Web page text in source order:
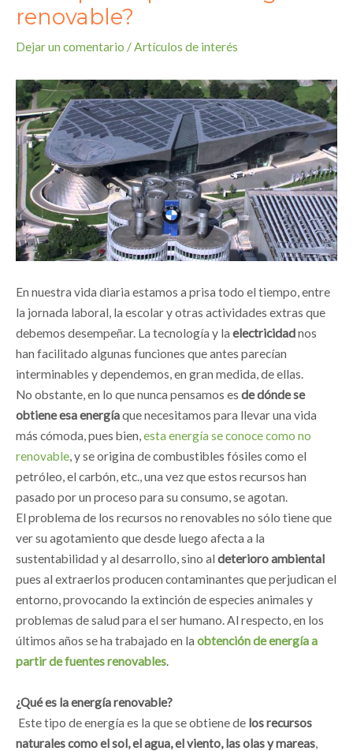
renovable?
Dejar un comentario /Artículos de interés
En nuestra vida diaria estamos a prisa todo el tiempo, entre
la jornada laboral, la escolar y otras actividades extras que
debemos desempeñar. La tecnología y la electricidadnos
han facilitado algunas funciones que antes parecían
interminables y dependemos, en gran medida, de ellas.
No obstante, en lo que nunca pensamos es de dónde se
obtiene esa energíaque necesitamos para llevar una vida
más cómoda, pues bien,esta energía se conoce como no
renovable, y se origina de combustibles fósiles como el
petróleo, el carbón, etc., una vez que estos recursos han
pasado por un proceso para su consumo, se agotan.
El problema de los recursos no renovables no sólo tiene que
ver su agotamiento que desde luego afecta a la
sustentabilidad y al desarrollo, sino al deterioro ambiental
pues al extraerlos producen contaminantes que perjudican el
entorno, provocando la extinción de especies animales y
problemas de salud para el ser humano. Al respecto, en los
últimos años se ha trabajado en la obtención de energía a
partir de fuentes renovables.
¿Qué es la energía renovable?
Este tipo de energía es la que se obtiene de los recursos
naturales como el sol, el agua, el viento, las olas y mareas,